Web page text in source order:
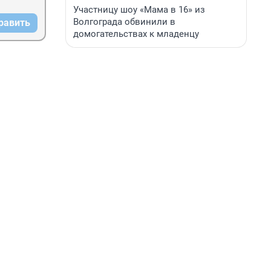
Участницу шоу «Мама в 16» из
Волгограда обвинили в
домогательствах к младенцу